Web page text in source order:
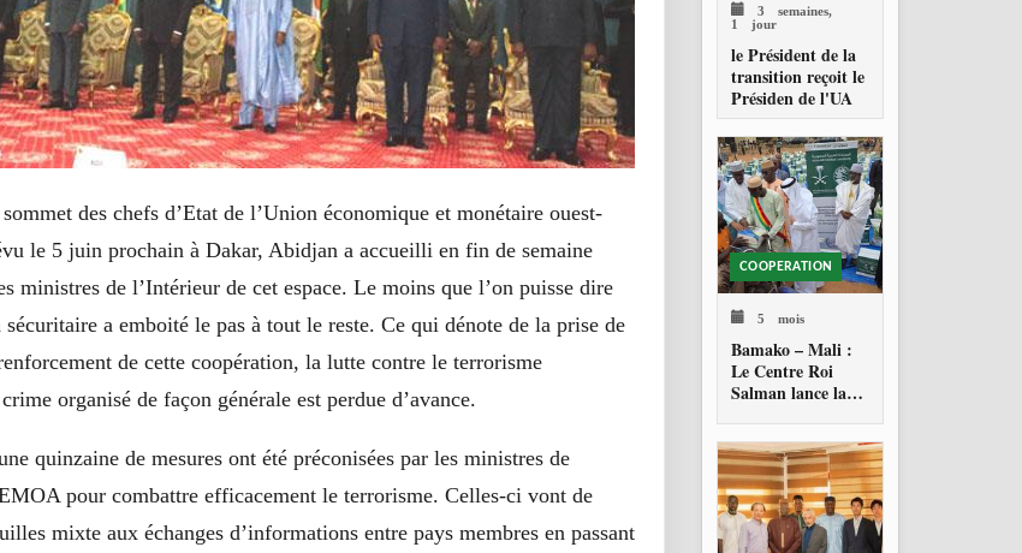
des chefs d’Etat de l’Union économique et monétaire ouest-
le 5 juin prochain à Dakar, Abidjan a accueilli en fin de semaine
ministres de l’Intérieur de cet espace. Le moins que l’on puisse dire
sécuritaire a emboité le pas à tout le reste. Ce qui dénote de la prise de
de cette coopération, la lutte contre le terrorisme
organisé de façon générale est perdue d’avance.
quinzaine de mesures ont été préconisées par les ministres de
pour combattre efficacement le terrorisme. Celles-ci vont de
mixte aux échanges d’informations entre pays membres en passant
3 semaines,
1 jour
le Président de la
transition reçoit le
Présiden de l'UA
COOPERATION
5 mois
Bamako – Mali :
Le Centre Roi
Salman lance la
500 paniers
alimentaires